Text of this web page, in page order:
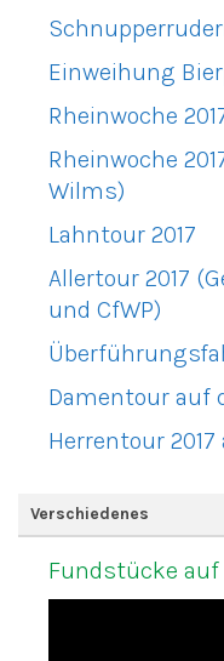
Einweihung
Rheinwoche
Rheinwoche
Wilms)
Lahntour 2017
Allertour 2017
und CfWP)
Damentour auf
Herrentour
Verschiedenes
Fundstücke auf